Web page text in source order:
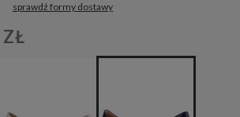
ewentualnych kosztów płatności
sprawdź formy dostawy